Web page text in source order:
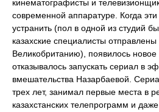
кинематографисты и
современной аппаратуре. Когда
устранить (пол в одной из студий
казахские специалисты
Великобританию), появилось
отказывалось запускать сериал в
вмешательства Назарбаевой.
трех лет, занимал первые места в
казахстанских телепрограмм и